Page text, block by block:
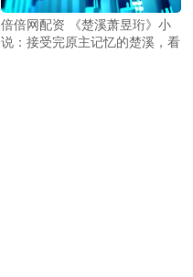
倍倍网配资 《楚溪萧昱珩》小
说：接受完原主记忆的楚溪，看